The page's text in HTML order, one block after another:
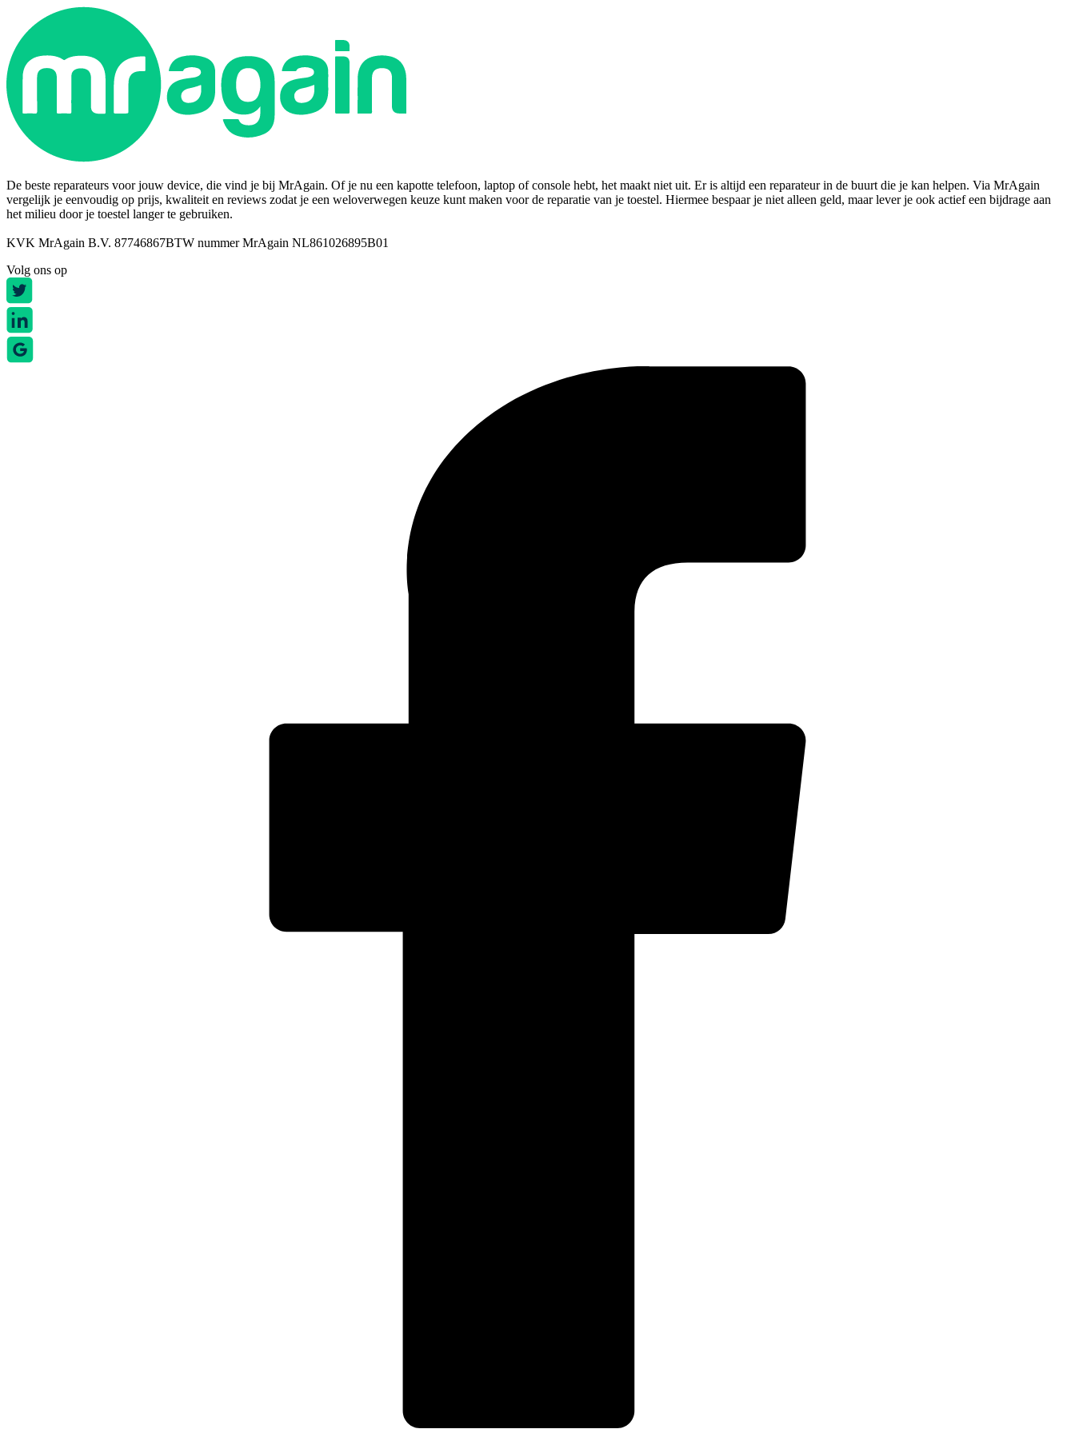
De beste reparateurs voor jouw device, die vind je bij MrAgain. Of je nu een kapotte telefoon, laptop of console hebt, het maakt niet uit. Er is altijd een reparateur in de buurt die je kan helpen. Via MrAgain
vergelijk je eenvoudig op prijs, kwaliteit en reviews zodat je een weloverwegen keuze kunt maken voor de reparatie van je toestel. Hiermee bespaar je niet alleen geld, maar lever je ook actief een bijdrage aan
het milieu door je toestel langer te gebruiken.
KVK MrAgain B.V. 87746867BTW nummer MrAgain NL861026895B01
Volg ons op